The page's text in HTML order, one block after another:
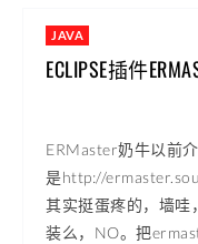
JAVA
ECLIPSE插件
ERMaster奶牛以前
是http://
其实挺蛋疼的，墙哇
装么，NO。把